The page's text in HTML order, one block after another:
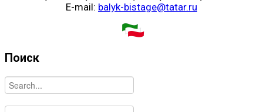
E-mail: balyk-bistage@tatar.ru
Поиск